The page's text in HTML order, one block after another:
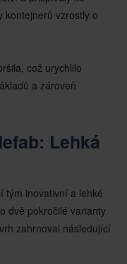
kontejnerů vzrostly o
což urychlilo
a zároveň
Lehká
tým inovativní a lehké
dvě pokročilé varianty
zahrnoval následující